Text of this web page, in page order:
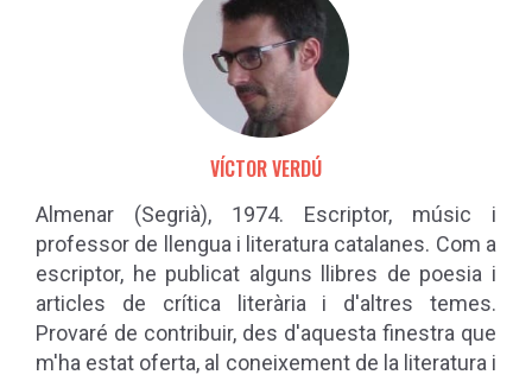
VÍCTOR VERDÚ
Almenar (Segrià), 1974. Escriptor, músic i
professor de llengua i literatura catalanes. Com a
escriptor, he publicat alguns llibres de poesia i
articles de crítica literària i d'altres temes.
Provaré de contribuir, des d'aquesta finestra que
m'ha estat oferta, al coneixement de la literatura i